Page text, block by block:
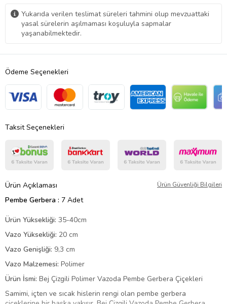
Yukarıda verilen teslimat süreleri tahmini olup mevzuattaki
yasal sürelerin aşılmaması koşuluyla sapmalar
yaşanabilmektedir.
Ödeme Seçenekleri
Taksit Seçenekleri
Ürün Açıklaması Ürün Güvenliği Bilgileri
Pembe Gerbera : 7 Adet
Ürün Yüksekliği: 35-40cm
Vazo Yüksekliği: 20 cm
Vazo Genişliği: 9,3 cm
Vazo Malzemesi: Polimer
Ürün İsmi: Bej Çizgili Polimer Vazoda Pembe Gerbera Çiçekleri
Samimi, içten ve sıcak hislerin rengi olan pembe gerbera